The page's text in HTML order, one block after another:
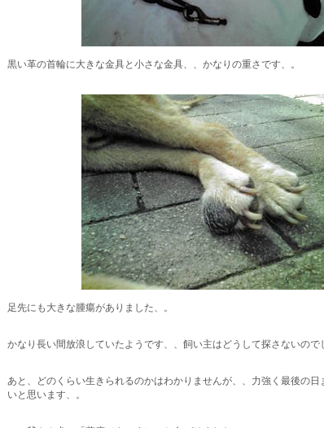
黒い革の首輪に大きな金具と小さな金具、、かなりの重さです、。
足先にも大きな腫瘍がありました、。
かなり長い間放浪していたようです、、飼い主はどうして探さないので
あと、どのくらい生きられるのかはわかりませんが、、力強く最後の日
いと思います、。